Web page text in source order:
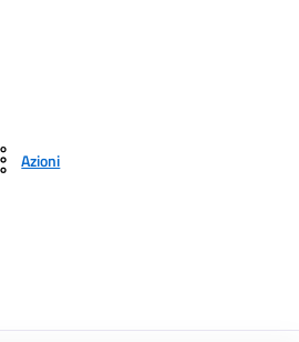
Azioni